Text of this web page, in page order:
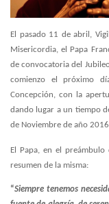
El pasado 11 de abril,
Misericordia, el Papa
de convocatoria del
comienzo el próximo
Concepción, con la
dando lugar a un tiempo
de Noviembre de año
El Papa, en el
resumen de la misma:
“Siempre tenemos